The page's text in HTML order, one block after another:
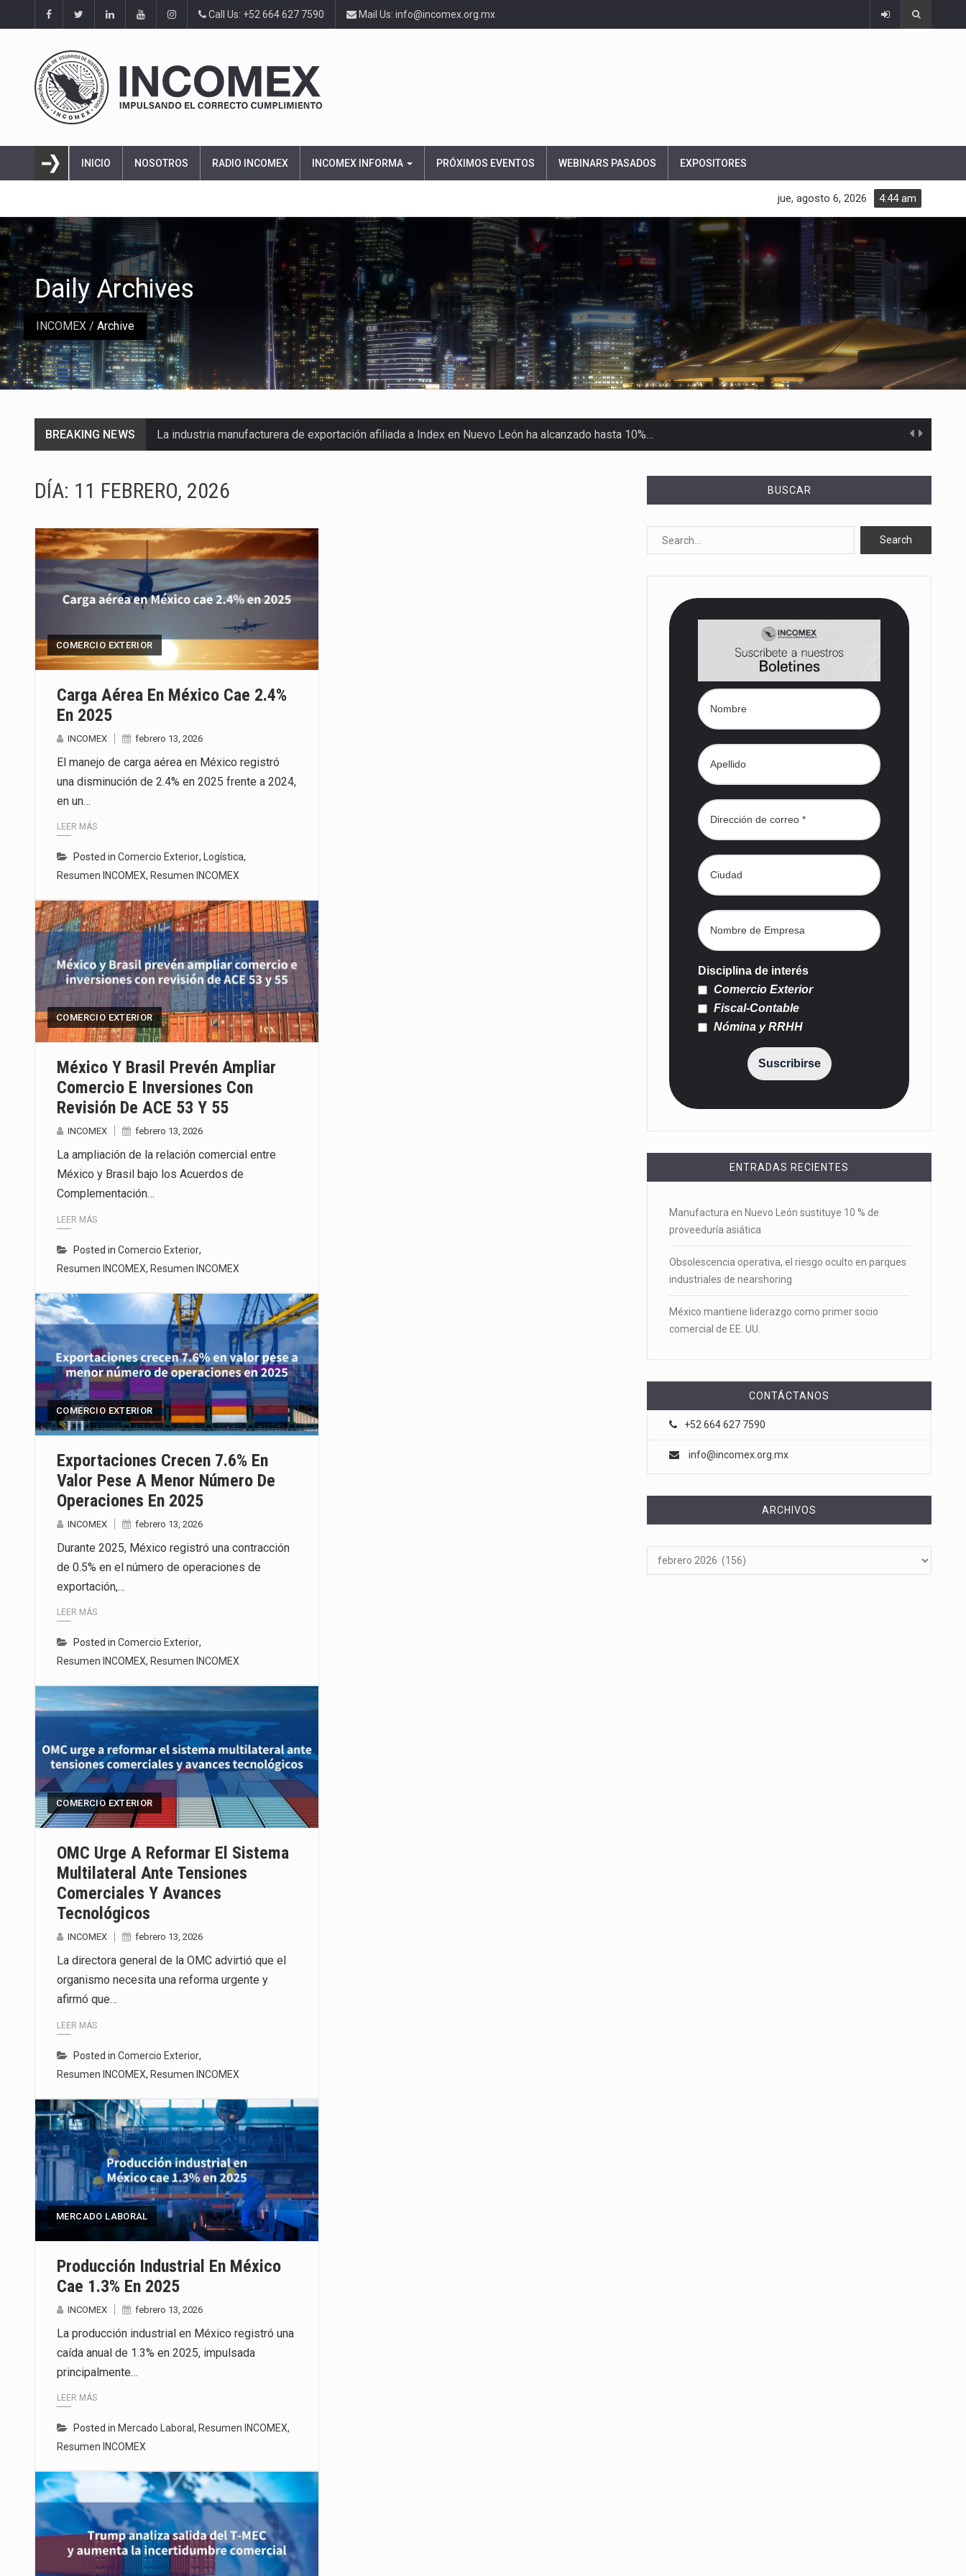
Call Us: +52 664 627 7590 Mail Us: info@incomex.org.mx
INICIO NOSOTROS RADIO INCOMEX INCOMEX INFORMA PRÓXIMOS EVENTOS WEBINARS PASADOS EXPOSITORES
4:44 am
jue, agosto 6, 2026
INCOMEX / Archive
Daily Archives
BREAKING NEWS La industria manufacturera de exportación afiliada a Index en Nuevo León ha alcanzado hasta 10%…
El superávit comercial de México con Estados Unidos alcanzó 102,581 millones de dólares (mdd) en…
El Tribunal Federal de Justicia Administrativa (TFJA), a través de su Segunda Sala Regional en…
El Gobierno de Estados Unidos ha procesado la devolución de aproximadamente 100,000 millones de dólares…
El mercado laboral mexicano muestra un proceso de precarización sin señales de mejora, según el…
La Cámara Minera de México (Camimex) proyecta una inversión total de 6,402.2 millones de dólares…
El secretario de Economía de México, Marcelo Ebrard Casaubon, sostuvo una reunión de trabajo con…
La reforma que reduce la jornada laboral a 40 horas semanales omitió precisar su aplicación…
El gobierno federal creó mediante decreto la Oficina Presidencial para la Promoción de Inversiones, instancia…
DÍA: 11 FEBRERO, 2026
COMERCIO EXTERIOR
Carga Aérea En México Cae 2.4%
En 2025
INCOMEX febrero 13, 2026
El manejo de carga aérea en México registró
una disminución de 2.4% en 2025 frente a 2024,
en un…
LEER MÁS
Posted in Comercio Exterior, Logística,
Resumen INCOMEX, Resumen INCOMEX
COMERCIO EXTERIOR
México Y Brasil Prevén Ampliar
Comercio E Inversiones Con
Revisión De ACE 53 Y 55
INCOMEX febrero 13, 2026
La ampliación de la relación comercial entre
México y Brasil bajo los Acuerdos de
Complementación…
LEER MÁS
Posted in Comercio Exterior,
Resumen INCOMEX, Resumen INCOMEX
COMERCIO EXTERIOR
Exportaciones Crecen 7.6% En
Valor Pese A Menor Número De
Operaciones En 2025
INCOMEX febrero 13, 2026
Durante 2025, México registró una contracción
de 0.5% en el número de operaciones de
exportación,…
LEER MÁS
Posted in Comercio Exterior,
Resumen INCOMEX, Resumen INCOMEX
COMERCIO EXTERIOR
OMC Urge A Reformar El Sistema
Multilateral Ante Tensiones
Comerciales Y Avances
Tecnológicos
INCOMEX febrero 13, 2026
La directora general de la OMC advirtió que el
organismo necesita una reforma urgente y
afirmó que…
LEER MÁS
Posted in Comercio Exterior,
Resumen INCOMEX, Resumen INCOMEX
MERCADO LABORAL
Producción Industrial En México
Cae 1.3% En 2025
INCOMEX febrero 13, 2026
La producción industrial en México registró una
caída anual de 1.3% en 2025, impulsada
principalmente…
LEER MÁS
Posted in Mercado Laboral , Resumen INCOMEX,
Resumen INCOMEX
BUSCAR
Disciplina de interés
Comercio Exterior
Fiscal-Contable
Nómina y RRHH
Suscribirse
ENTRADAS RECIENTES
Manufactura en Nuevo León sustituye 10 % de
proveeduría asiática
Obsolescencia operativa, el riesgo oculto en parques
industriales de nearshoring
México mantiene liderazgo como primer socio
comercial de EE. UU.
CONTÁCTANOS
+52 664 627 7590
info@incomex.org.mx
ARCHIVOS